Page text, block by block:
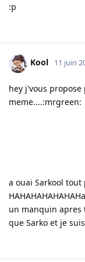
:p
Kool 11 juin
hey j'vous
meme....:mrgreen:
a ouai Sarkool
un manquin apres
que Sarko et je